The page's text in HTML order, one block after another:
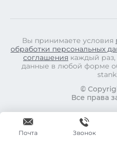
Вы принимаете условия
обработки персональных
соглашения каждый раз,
данные в любой форме
©
Все права
Почта